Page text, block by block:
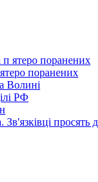
поранених
Волині
РФ
просять